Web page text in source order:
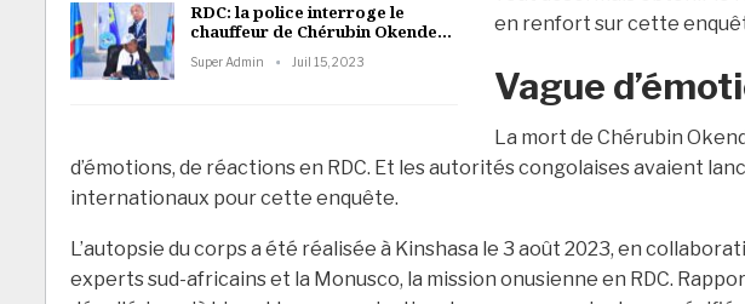
RDC: la police interroge le
chauffeur de Chérubin Okende…
Super Admin Juil 15, 2023
en renfort sur cette
Vague
La mort de Chérubin
d’émotions, de réactions en RDC. Et les autorités congolaises avaient
internationaux pour cette enquête.
L’autopsie du corps a été réalisée à Kinshasa le 3 août 2023, en
experts sud-africains et la Monusco, la mission onusienne en RDC.